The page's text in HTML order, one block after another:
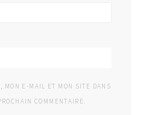
MON E-MAIL ET MON SITE DANS
COMMENTAIRE.